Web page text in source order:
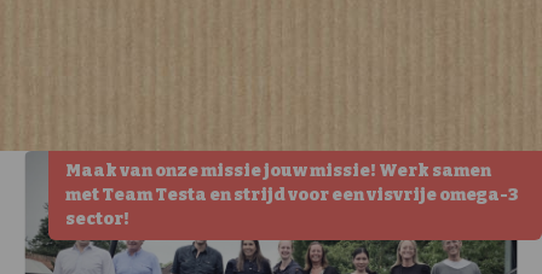
Maak van onze missie jouw missie! Werk samen
met Team Testa en strijd voor een visvrije omega-3
sector!